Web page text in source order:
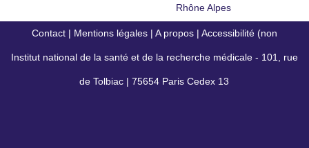
Rhône Alpes
Contact | Mentions légales | A propos | Accessibilité (non
conforme)
Institut national de la santé et de la recherche médicale - 101, rue
de Tolbiac | 75654 Paris Cedex 13